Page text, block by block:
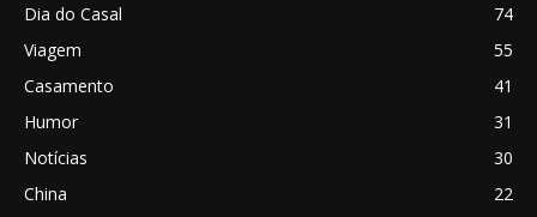
Dia do Casal
74
Viagem
55
Casamento
41
Humor
31
Notícias
30
China
22